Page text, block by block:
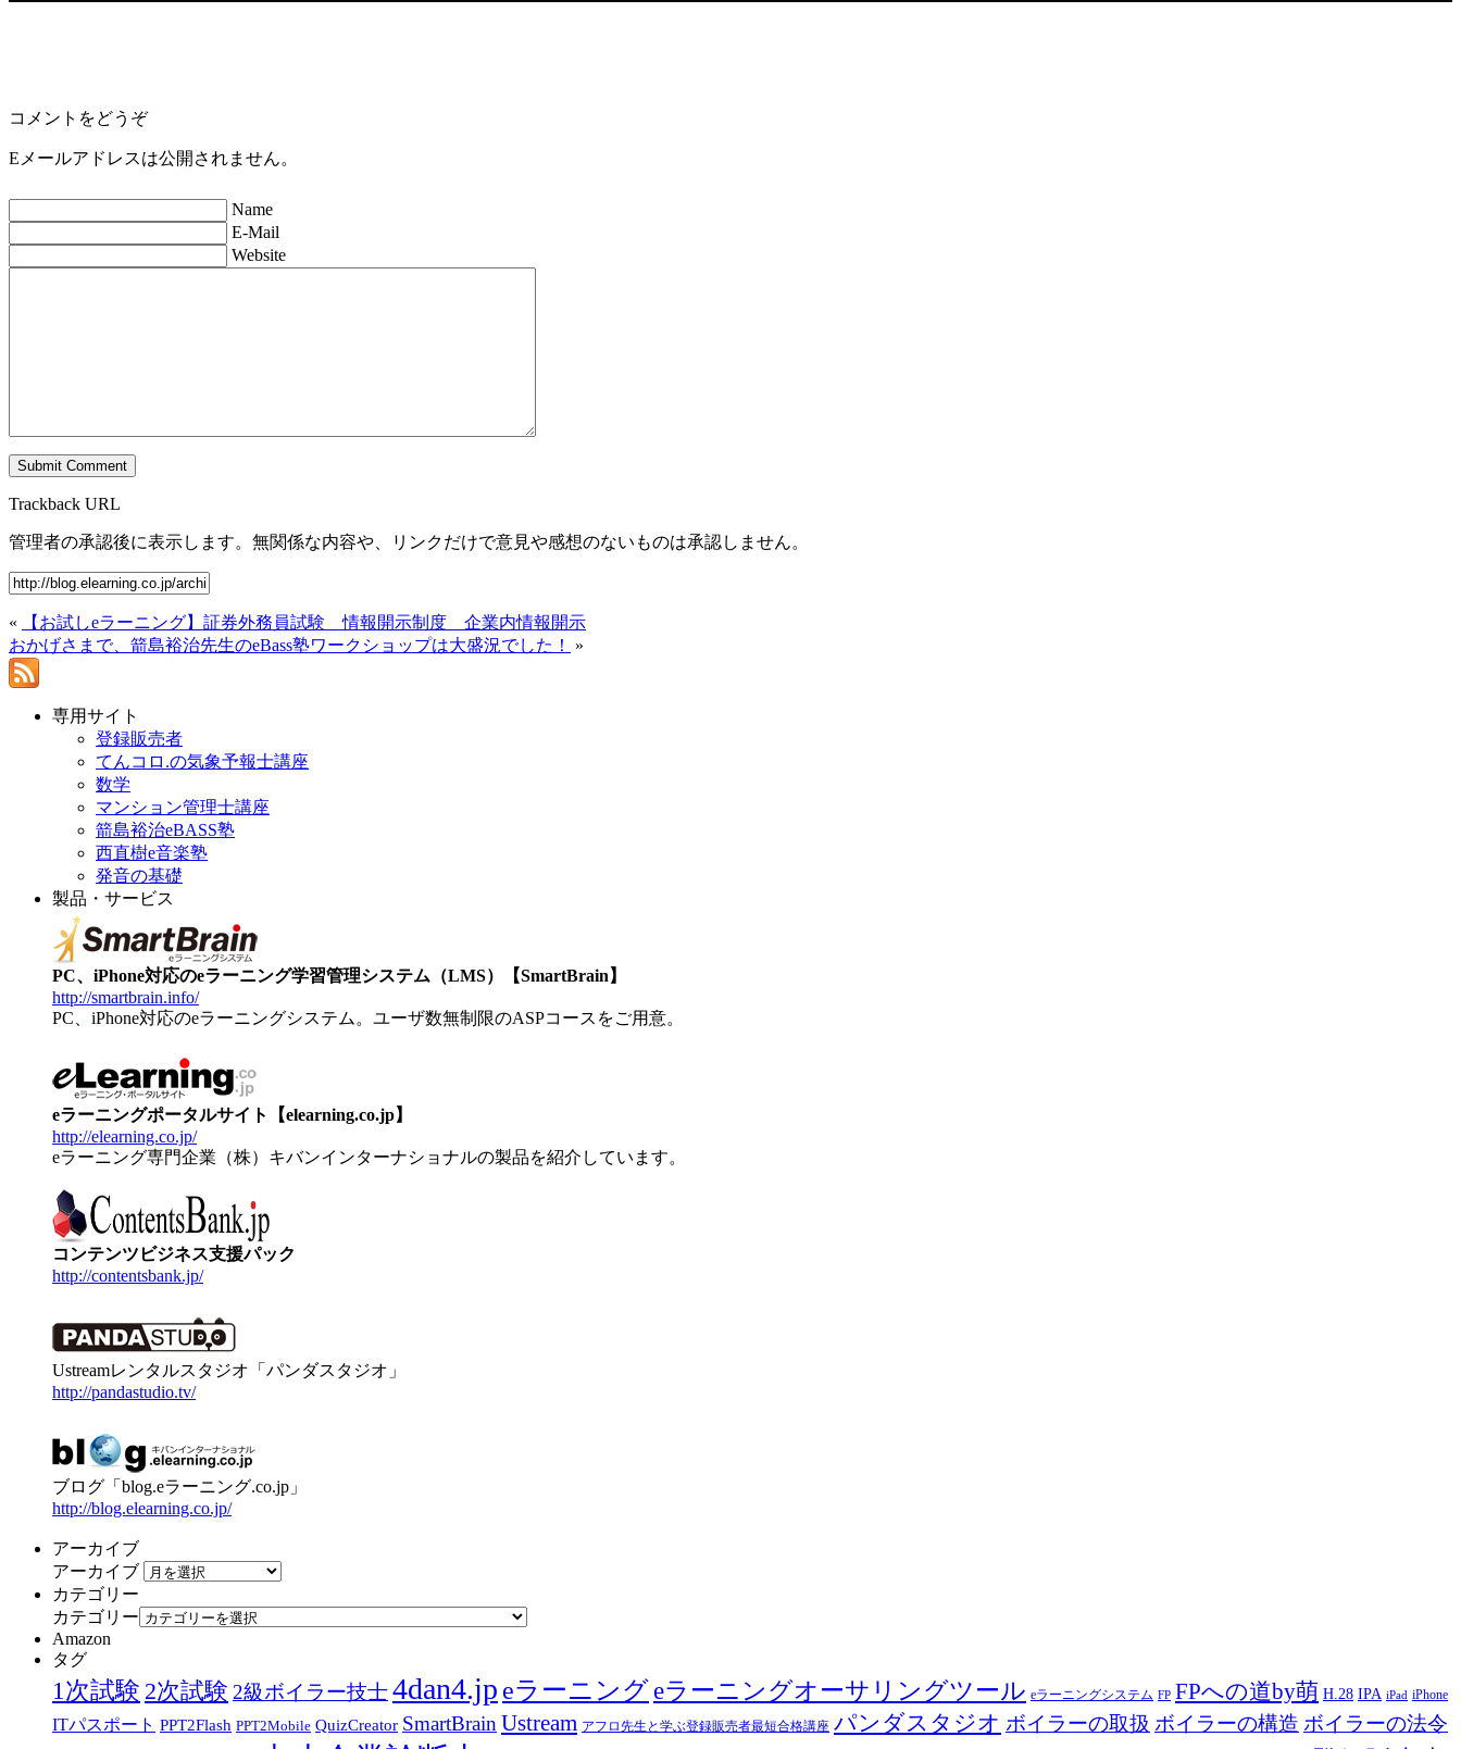
コメントをどうぞ
Eメールアドレスは公開されません。
Name
E-Mail
Website
Trackback URL
管理者の承認後に表示します。無関係な内容や、リンクだけで意見や感想のないものは承認しません。
«
【お試しeラーニング】証券外務員試験 情報開示制度 企業内情報開示
おかげさまで、箭島裕治先生のeBass塾ワークショップは大盛況でした！
»
専用サイト
登録販売者
てんコロ.の気象予報士講座
数学
マンション管理士講座
箭島裕治eBASS塾
西直樹e音楽塾
発音の基礎
製品・サービス
PC、iPhone対応のeラーニング学習管理システム（LMS）【SmartBrain】
http://smartbrain.info/
PC、iPhone対応のeラーニングシステム。ユーザ数無制限のASPコースをご用意。
eラーニングポータルサイト【elearning.co.jp】
http://elearning.co.jp/
eラーニング専門企業（株）キバンインターナショナルの製品を紹介しています。
コンテンツビジネス支援パック
http://contentsbank.jp/
Ustreamレンタルスタジオ「パンダスタジオ」
http://pandastudio.tv/
ブログ「blog.eラーニング.co.jp」
http://blog.elearning.co.jp/
アーカイブ
アーカイブ
カテゴリー
カテゴリー
Amazon
タグ
1次試験 2次試験 2級ボイラー技士4dan4.jp eラーニング eラーニングオーサリングツール eラーニングシステム FP FPへの道by萌 H.28 IPA iPad iPhone
ITパスポート PPT2Flash PPT2Mobile QuizCreator SmartBrain Ustream アフロ先生と学ぶ登録販売者最短合格講座 パンダスタジオ ボイラーの取扱 ボイラーの構造 ボイラーの法令